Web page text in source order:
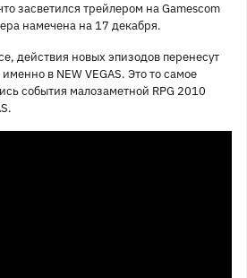
засветился трейлером на Gamescom
намечена на 17 декабря.
действия новых эпизодов перенесут
в NEW VEGAS. Это то самое
события малозаметной RPG 2010